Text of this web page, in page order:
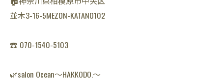
並木3-16-5MEZON-KATANO102
☎️ 070-1540-5103
🌿salon Ocean〜HAKKODO.〜